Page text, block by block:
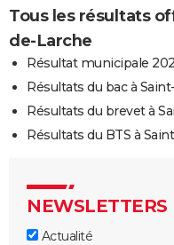
Tous les résultats
de-Larche
Résultat municipale
Résultats du bac à
Résultats du brevet à
Résultats du BTS à
NEWSLETTERS
Actualité